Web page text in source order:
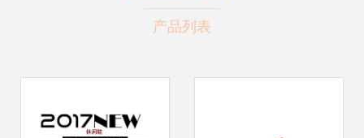
产品列表